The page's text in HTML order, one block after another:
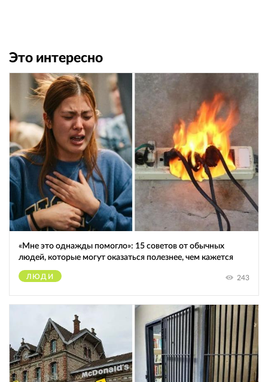
Это интересно
«Мне это однажды помогло»: 15 советов от обычных
людей, которые могут оказаться полезнее, чем кажется
ЛЮДИ 243